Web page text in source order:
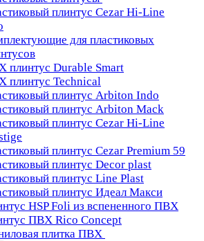
плинтус Cezar Hi-Line
для пластиковых
плинтус Durable Smart
плинтус Technical
плинтус Arbiton Indo
плинтус Arbiton Mack
плинтус Cezar Hi-Line
плинтус Cezar Premium 59
плинтус Decor plast
плинтус Line Plast
плинтус Идеал Макси
HSP Foli из вспененного ПВХ
ПВХ Rico Concept
плитка ПВХ